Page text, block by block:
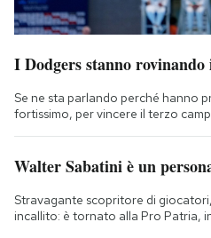
I Dodgers stanno rovinando
Se ne sta parlando perché hanno
fortissimo, per vincere il terzo
Walter Sabatini è un
Stravagante scopritore di
incallito: è tornato alla Pro Patria,